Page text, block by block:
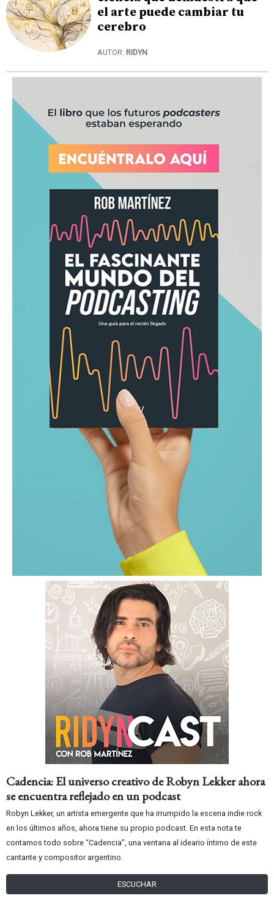
el arte puede cambiar tu
cerebro
AUTOR: RIDYN
Cadencia: El universo creativo de Robyn Lekker ahora
se encuentra reflejado en un podcast
Robyn Lekker, un artista emergente que ha irrumpido la escena indie rock
en los últimos años, ahora tiene su propio podcast. En esta nota te
contamos todo sobre “Cadencia”, una ventana al ideario íntimo de este
cantante y compositor argentino.
ESCUCHAR